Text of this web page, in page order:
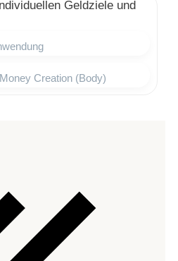
Geldziele und
Creation (Body)